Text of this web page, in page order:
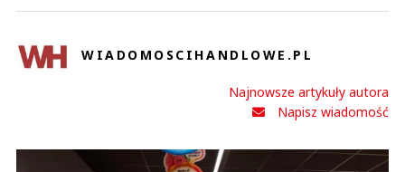
WIADOMOSCIHANDLOWE.PL
Najnowsze artykuły autora
Napisz wiadomość